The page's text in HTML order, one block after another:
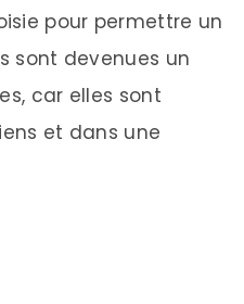
pour permettre un
sont devenues un
car elles sont
et dans une